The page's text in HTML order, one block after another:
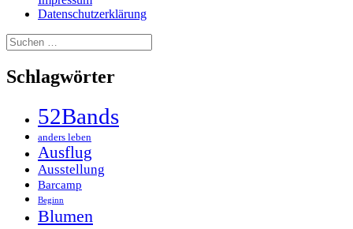
Datenschutzerklärung
Suchen
nach:
Schlagwörter
52Bands
anders leben
Ausflug
Ausstellung
Barcamp
Beginn
Blumen